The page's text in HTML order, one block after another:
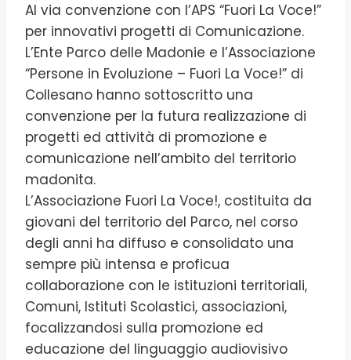
Al via convenzione con l’APS “Fuori La Voce!”
per innovativi progetti di Comunicazione.
L’Ente Parco delle Madonie e l’Associazione
“Persone in Evoluzione – Fuori La Voce!” di
Collesano hanno sottoscritto una
convenzione per la futura realizzazione di
progetti ed attività di promozione e
comunicazione nell’ambito del territorio
madonita.
L’Associazione Fuori La Voce!, costituita da
giovani del territorio del Parco, nel corso
degli anni ha diffuso e consolidato una
sempre più intensa e proficua
collaborazione con le istituzioni territoriali,
Comuni, Istituti Scolastici, associazioni,
focalizzandosi sulla promozione ed
educazione del linguaggio audiovisivo